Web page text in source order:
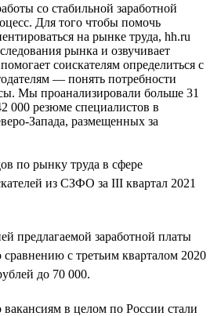
со стабильной заработной
Для того чтобы помочь
на рынке труда, hh.ru
рынка и озвучивает
соискателям определиться с
— понять потребности
Мы проанализировали больше 31
000 резюме специалистов в
Запада, размещенных за
по рынку труда в сфере
из СЗФО за III квартал 2021
предлагаемой заработной платы
сравнению с третьим кварталом 2020
до 70 000.
в целом по России стали